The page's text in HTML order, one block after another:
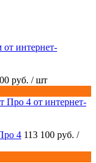
руб. / шт
4 113 100 руб. /